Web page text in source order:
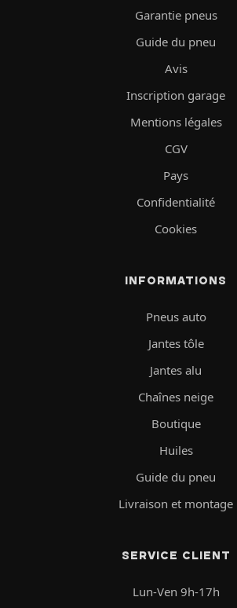
Garantie pneus
Guide du pneu
Avis
Inscription garage
Mentions légales
CGV
Pays
Confidentialité
Cookies
INFORMATIONS
Pneus auto
Jantes tôle
Jantes alu
Chaînes neige
Boutique
Huiles
Guide du pneu
Livraison et montage
SERVICE CLIENT
Lun-Ven 9h-17h